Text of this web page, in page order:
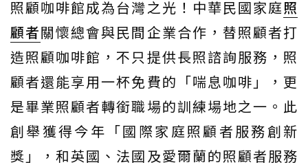
照顧咖啡館成為台灣之光！中華民國家庭照
顧者關懷總會與民間企業合作，替照顧者打
造照顧咖啡館，不只提供長照諮詢服務，照
顧者還能享用一杯免費的「喘息咖啡」，更
是畢業照顧者轉銜職場的訓練場地之一。此
創舉獲得今年「國際家庭照顧者服務創新
獎」，和英國、法國及愛爾蘭的照顧者服務